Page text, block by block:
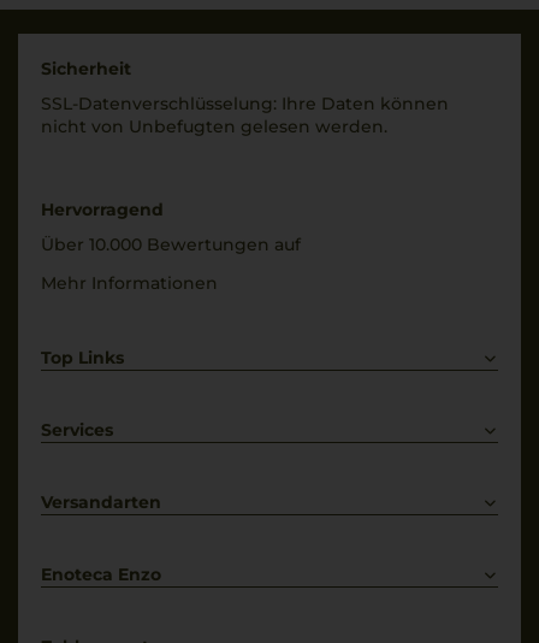
Sicherheit
SSL-Daten­verschlüs­selung: Ihre Daten können
nicht von Unbe­fugten gelesen werden.
Hervorragend
Über 10.000 Bewertungen auf
Mehr Informationen
Top Links
Weißwein
Services
Kontakt
Versandarten
Enoteca Enzo